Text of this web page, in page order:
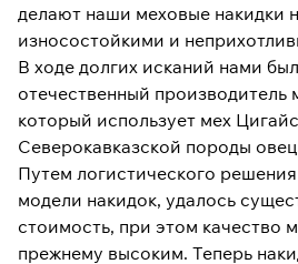
делают наши меховые накидки
износостойкими и
В ходе долгих исканий нами
отечественный производитель
который использует мех
Северокавказской породы
Путем логистического
модели накидок, удалось
стоимость, при этом качество
прежнему высоким. Теперь